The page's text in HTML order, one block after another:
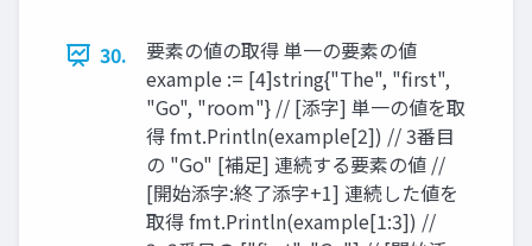
30.
要素の値の取得 単一の要素の値
example := [4]string{"The", "first",
"Go", "room"} // [添字] 単一の値を取
得 fmt.Println(example[2]) // 3番目
の "Go" [補足] 連続する要素の値 //
[開始添字:終了添字+1] 連続した値を
取得 fmt.Println(example[1:3]) //